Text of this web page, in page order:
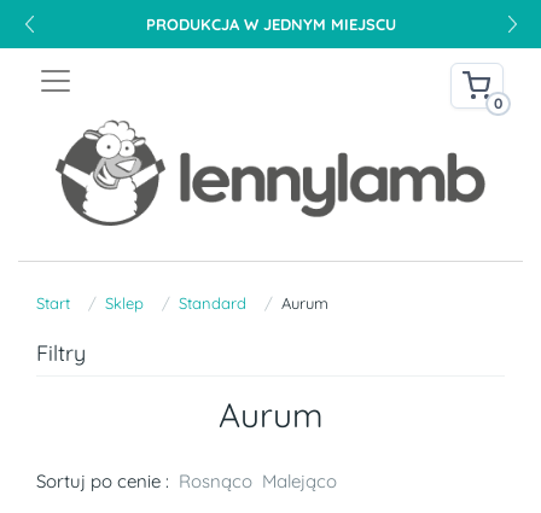
PRODUKCJA W JEDNYM MIEJSCU
0
Start Sklep Standard Aurum
Filtry
Aurum
Sortuj po cenie : Rosnąco Malejąco